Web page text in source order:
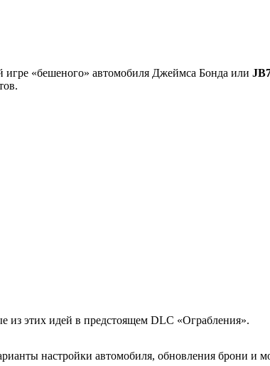
игре «бешеного» автомобиля Джеймса Бонда или
из этих идей в предстоящем DLC «Ограбления».
настройки автомобиля, обновления брони и